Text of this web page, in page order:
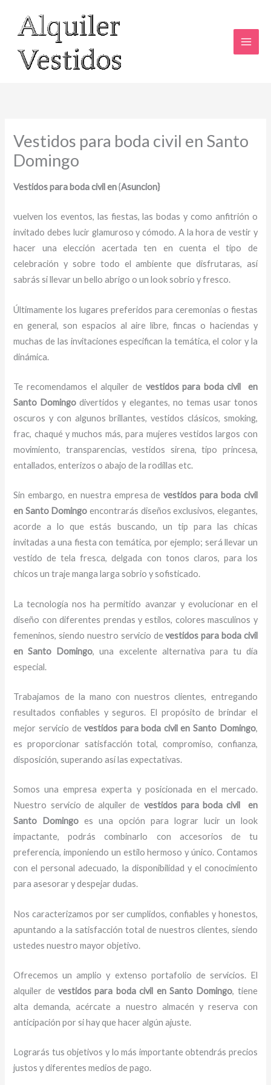
contenido
Vestidos para boda civil en Santo
Domingo
Vestidos para boda civil en{Asuncion}
vuelven los eventos, las fiestas, las bodas y como anfitrión o
invitado debes lucir glamuroso y cómodo. A la hora de vestir y
hacer una elección acertada ten en cuenta el tipo de
celebración y sobre todo el ambiente que disfrutaras, así
sabrás si llevar un bello abrigo o un look sobrio y fresco.
Últimamente los lugares preferidos para ceremonias o fiestas
en general, son espacios al aire libre, fincas o haciendas y
muchas de las invitaciones especifican la temática, el color y la
dinámica.
Te recomendamos el alquiler de vestidos para boda civil en
Santo Domingodivertidos y elegantes, no temas usar tonos
oscuros y con algunos brillantes, vestidos clásicos, smoking,
frac, chaqué y muchos más, para mujeres vestidos largos con
movimiento, transparencias, vestidos sirena, tipo princesa,
entallados, enterizos o abajo de la rodillas etc.
Sin embargo, en nuestra empresa devestidos para boda civil
en Santo Domingo encontrarás diseños exclusivos, elegantes,
acorde a lo que estás buscando, un tip para las chicas
invitadas a una fiesta con temática, por ejemplo; será llevar un
vestido de tela fresca, delgada con tonos claros, para los
chicos un traje manga larga sobrio y sofisticado.
La tecnología nos ha permitido avanzar y evolucionar en el
diseño con diferentes prendas y estilos, colores masculinos y
femeninos, siendo nuestro servicio devestidos para boda civil
en Santo Domingo, una excelente alternativa para tu día
especial.
Trabajamos de la mano con nuestros clientes, entregando
resultados confiables y seguros. El propósito de brindar el
mejor servicio devestidos para boda civil en Santo Domingo,
es proporcionar satisfacción total, compromiso, confianza,
disposición, superando así las expectativas.
Somos una empresa experta y posicionada en el mercado.
Nuestro servicio de alquiler de vestidos para boda civil en
Santo Domingoes una opción para lograr lucir un look
impactante, podrás combinarlo con accesorios de tu
preferencia, imponiendo un estilo hermoso y único. Contamos
con el personal adecuado, la disponibilidad y el conocimiento
para asesorar y despejar dudas.
Nos caracterizamos por ser cumplidos, confiables y honestos,
apuntando a la satisfacción total de nuestros clientes, siendo
ustedes nuestro mayor objetivo.
Ofrecemos un amplio y extenso portafolio de servicios. El
alquiler devestidos para boda civil en Santo Domingo, tiene
alta demanda, acércate a nuestro almacén y reserva con
anticipación por si hay que hacer algún ajuste.
Lograrás tus objetivos y lo más importante obtendrás precios
justos y diferentes medios de pago.